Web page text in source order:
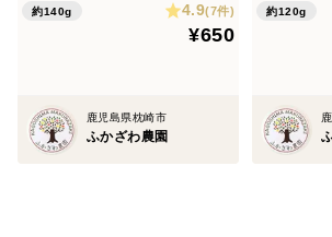
約140g 4.9(7件)
¥650
鹿児島県枕崎市
ふかざわ農園
約120g